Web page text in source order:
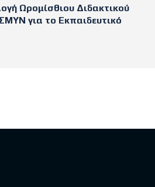
Ωρομίσθιου Διδακτικού
για το Εκπαιδευτικό